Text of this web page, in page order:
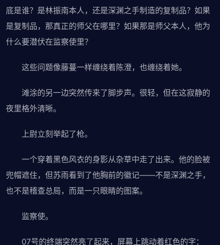
底是谁？是林振南本人，还是深渊之手制造的复制品？如果
是复制品，那真正的师父在哪里？如果那是师父本人，他为
什么要潜伏在监察使里？
这些问题像藤蔓一样缠绕着陈澄，也缠绕着她。
滩涂的另一边突然传来了脚步声。很轻，但在这寂静的
夜里格外清晰。
上尉立刻举起了枪。
一个穿着黑色风衣的身影从杂草中走了出来。他的脸被
兜帽遮住，但苏雨看到了他胸前的徽记——不是深渊之手，
也不是稽查总局，而是一只眼睛的图案。
监察使。
07号的终端突然亮了起来，屏幕上跳动着红色的字：